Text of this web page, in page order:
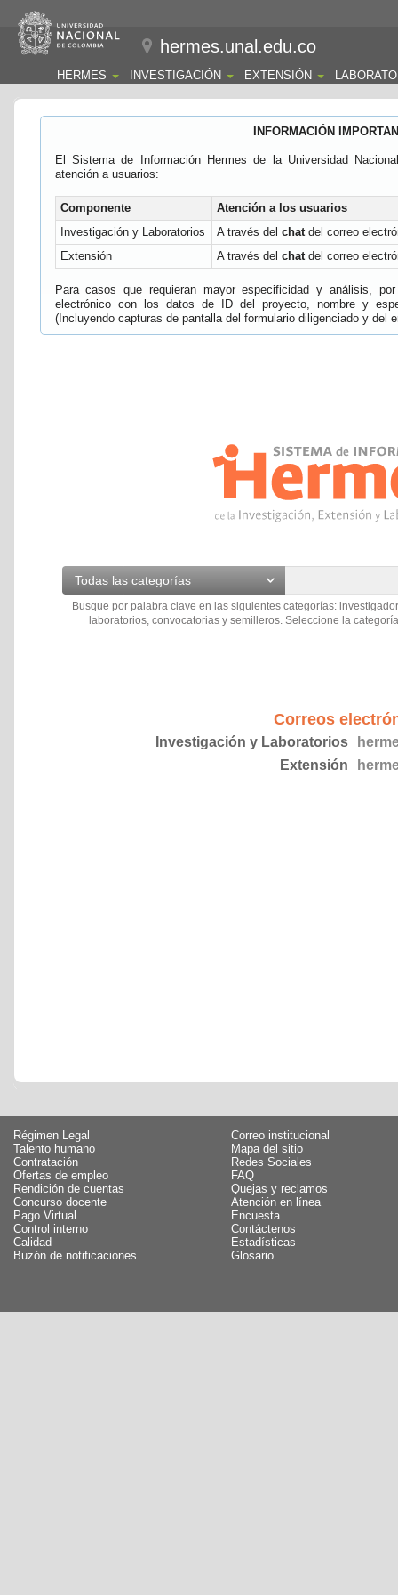
hermes.unal.edu.co
HERMES INVESTIGACIÓN EXTENSIÓN
INFORMACIÓN
El Sistema de Información Hermes de la Universidad
atención a usuarios:
Componente
Atención a los usuarios
Investigación y Laboratorios
A través del chatdel correo
Extensión
A través del chatdel correo
Para casos que requieran mayor especificidad y análisis,
electrónico con los datos de ID del proyecto, nombre y
(Incluyendo capturas de pantalla del formulario diligenciado y del
Todas las categorías
Busque por palabra clave en las siguientes categorías:
laboratorios, convocatorias y semilleros. Seleccione la
Correos
Investigación y Laboratorios
Extensión
Régimen Legal
Talento humano
Contratación
Ofertas de empleo
Rendición de cuentas
Concurso docente
Pago Virtual
Control interno
Calidad
Buzón de notificaciones
Correo institucional
Mapa del sitio
Redes Sociales
FAQ
Quejas y reclamos
Atención en línea
Encuesta
Contáctenos
Estadísticas
Glosario